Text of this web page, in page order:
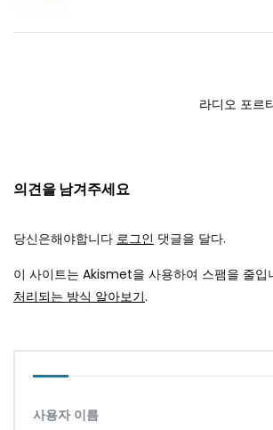
라디오 포르
의견을 남겨주세요
당신은해야합니다 로그인 댓글을 달다.
이 사이트는 Akismet을 사용하여 스팸을 줄입
처리되는 방식 알아보기.
사용자 이름